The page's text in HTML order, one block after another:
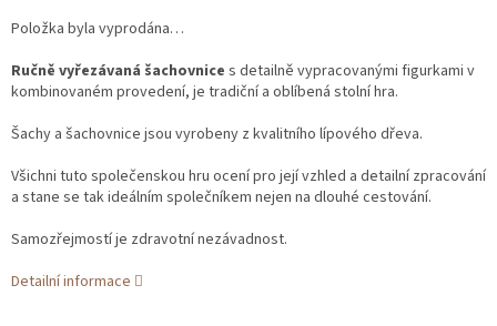
Položka byla vyprodána…
Ručně vyřezávaná šachovnice s detailně vypracovanými figurkami v
kombinovaném provedení, je tradiční a oblíbená stolní hra.
Šachy a šachovnice jsou vyrobeny z kvalitního lípového dřeva.
Všichni tuto společenskou hru ocení pro její vzhled a detailní zpracování
a stane se tak ideálním společníkem nejen na dlouhé cestování.
Samozřejmostí je zdravotní nezávadnost.
Detailní informace